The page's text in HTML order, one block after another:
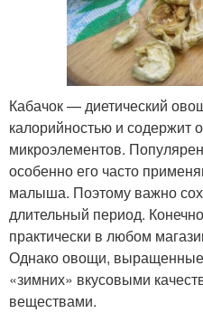
Кабачок — диетический
калорийностью и содержит
микроэлементов.
особенно его часто
малыша. Поэтому важно
длительный период.
практически в любом
Однако овощи, выращенные
«зимних» вкусовыми
веществами.